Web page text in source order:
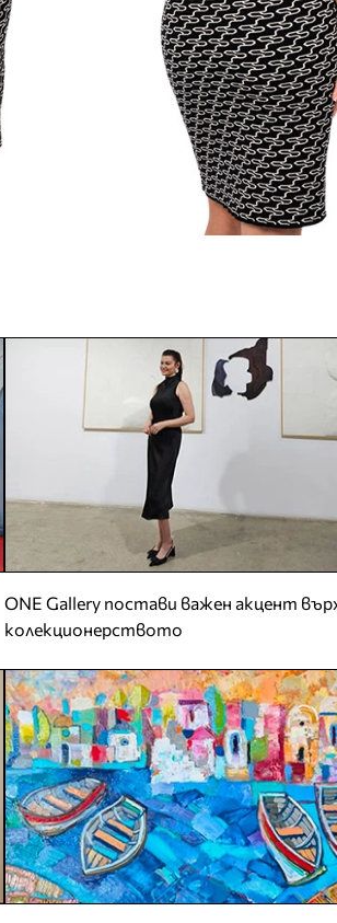
ONE Gallery постави важен акцент
колекционерството